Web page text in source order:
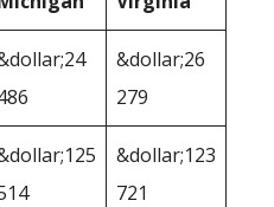
&dollar;26
279
&dollar;123
721